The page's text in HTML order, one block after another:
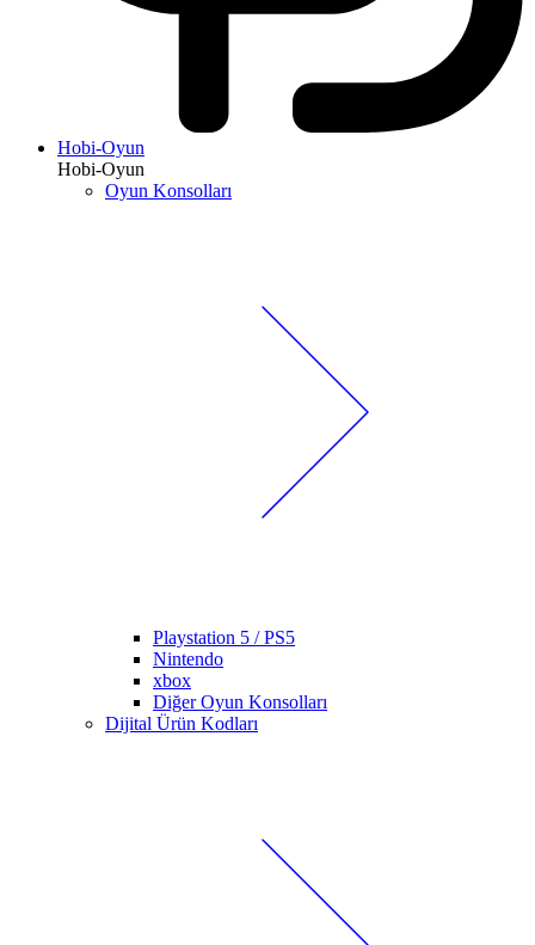
Hobi-Oyun
Hobi-Oyun
Oyun Konsolları
Playstation 5 / PS5
Nintendo
xbox
Diğer Oyun Konsolları
Dijital Ürün Kodları